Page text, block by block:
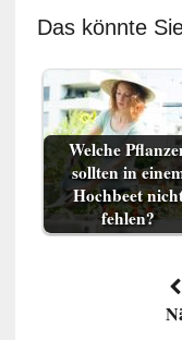
Das könnte
Welche
sollten in
Hochbeet
fehlen?